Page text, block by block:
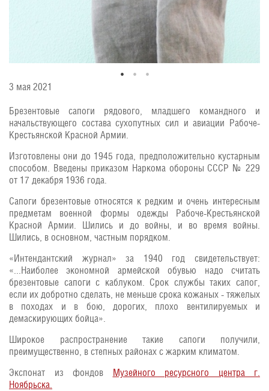
3 мая 2021
Брезентовые сапоги рядового, младшего командного и
начальствующего состава сухопутных сил и авиации Рабоче-
Крестьянской Красной Армии.
Изготовлены они до 1945 года, предположительно кустарным
способом. Введены приказом Наркома обороны СССР № 229
от 17 декабря 1936 года.
Сапоги брезентовые относятся к редким и очень интересным
предметам военной формы одежды Рабоче-Крестьянской
Красной Армии. Шились и до войны, и во время войны.
Шились, в основном, частным порядком.
«Интендантский журнал» за 1940 год свидетельствует:
«...Наиболее экономной армейской обувью надо считать
брезентовые сапоги с каблуком. Срок службы таких сапог,
если их добротно сделать, не меньше срока кожаных - тяжелых
в походах и в бою, дорогих, плохо вентилируемых и
демаскирующих бойца».
Широкое распространение такие сапоги получили,
преимущественно, в степных районах с жарким климатом.
Экспонат из фондов Музейного ресурсного центра г.
Ноябрьска.